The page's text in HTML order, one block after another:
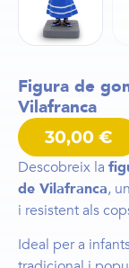
Figura de
Vilafranca
30,00 €
Descobreix la
de Vilafranca,
i resistent als
Ideal per a